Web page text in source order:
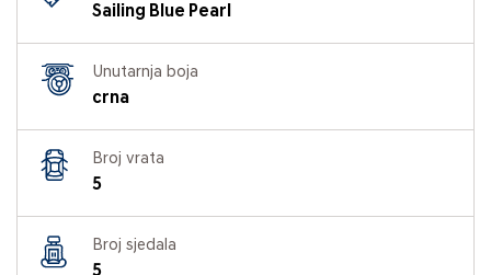
Sailing Blue Pearl
Unutarnja boja
crna
Broj vrata
5
Broj sjedala
5